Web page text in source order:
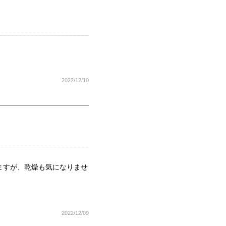
2022/12/10
が、乾燥も気になりませ
2022/12/09